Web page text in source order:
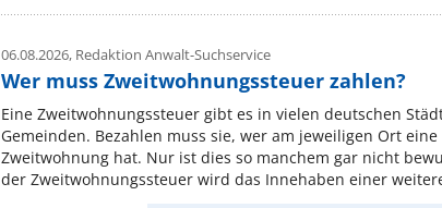
06.08.2026, Redaktion Anwalt-Suchservice
Wer muss Zweitwohnungssteuer zahlen?
Eine Zweitwohnungssteuer gibt es in vielen deutschen
Gemeinden. Bezahlen muss sie, wer am jeweiligen Ort eine
Zweitwohnung hat. Nur ist dies so manchem gar nicht
der Zweitwohnungssteuer wird das Innehaben einer